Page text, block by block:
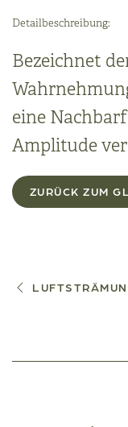
Detailbeschreibung:
Bezeichnet
eine
Amplitude
ZURÜCK ZUM